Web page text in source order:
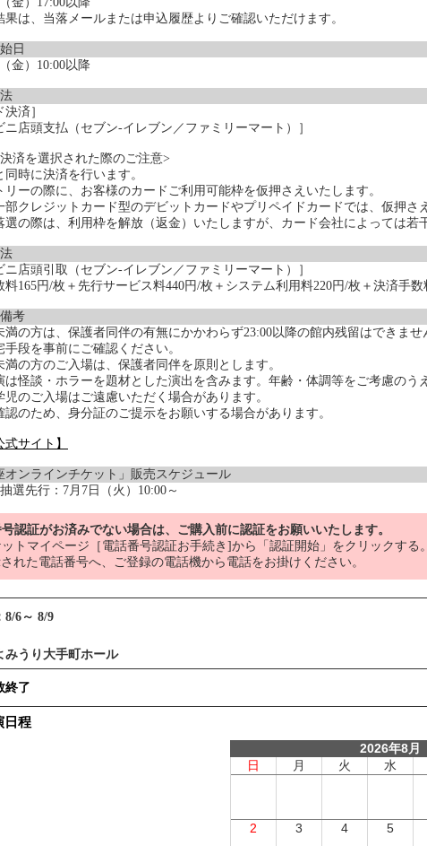
は、当落メールまたは申込履歴よりご確認いただけます。
日
金）10:00以降
決済］
ニ店頭支払（セブン-イレブン／ファミリーマート）］
済を選択された際のご注意>
同時に決済を行います。
リーの際に、お客様のカードご利用可能枠を仮押さえいたします。
部クレジットカード型のデビットカードやプリペイドカードでは、仮押
選の際は、利用枠を解放（返金）いたしますが、カード会社によっては若
ニ店頭引取（セブン-イレブン／ファミリーマート）］
料165円/枚＋先行サービス料440円/枚＋システム利用料220円/枚＋決済手数
考
満の方は、保護者同伴の有無にかかわらず23:00以降の館内残留はできま
手段を事前にご確認ください。
満の方のご入場は、保護者同伴を原則とします。
は怪談・ホラーを題材とした演出を含みます。年齢・体調等をご考慮のう
児のご入場はご遠慮いただく場合があります。
認のため、身分証のご提示をお願いする場合があります。
式サイト】
オンラインチケット」販売スケジュール
選先行：7月7日（火）10:00～
認証がお済みでない場合は、ご購入前に認証をお願いいたします。
トマイページ［電話番号認証お手続き]から「認証開始」をクリックする。
れた電話番号へ、ご登録の電話機から電話をお掛けください。
8/6 ～ 8/9
みうり大手町ホール
終了
日程
2026年8月
日
月 火 水
2 3 4 5